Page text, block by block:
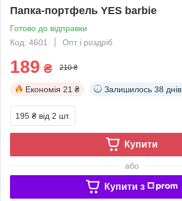
Папка-портфель YES barbie
Готово до відправки
Код: 4601
Опт і роздріб
189 ₴ 210 ₴
Економія 21 ₴ Залишилось 38 днів
195 ₴ від 2 шт.
Купити
або
Купити з